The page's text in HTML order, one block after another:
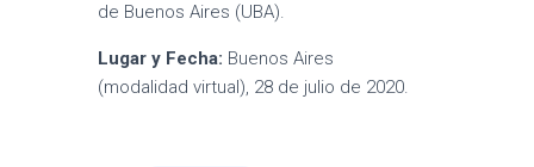
de Buenos Aires (UBA).
Lugar y Fecha: Buenos Aires
(modalidad virtual), 28 de julio de 2020.